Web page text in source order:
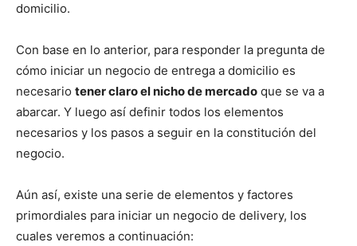
domicilio.
Con base en lo anterior, para responder la pregunta de
cómo iniciar un negocio de entrega a domicilio es
necesario tener claro el nicho de mercado que se va a
abarcar. Y luego así definir todos los elementos
necesarios y los pasos a seguir en la constitución del
negocio.
Aún así, existe una serie de elementos y factores
primordiales para iniciar un negocio de delivery, los
cuales veremos a continuación: